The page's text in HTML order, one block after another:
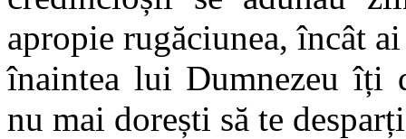
apropie rugăciunea, încât
înaintea lui Dumnezeu îți
nu mai dorești să te